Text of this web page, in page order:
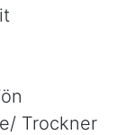
Trockner